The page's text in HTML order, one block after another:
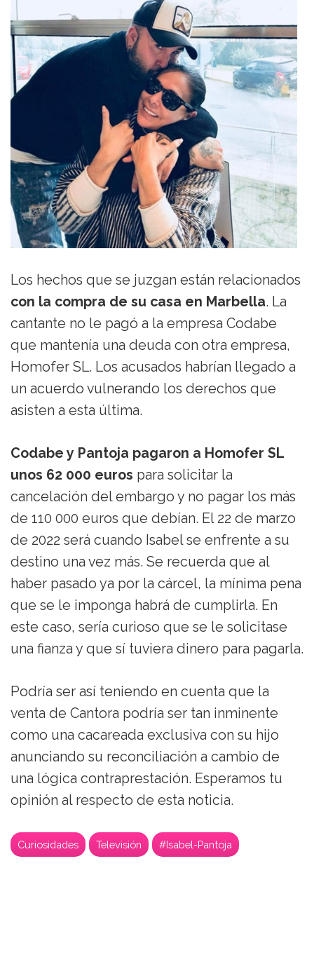
Los hechos que se juzgan están relacionados
con la compra de su casa en Marbella. La
cantante no le pagó a la empresa Codabe
que mantenía una deuda con otra empresa,
Homofer SL. Los acusados habrían llegado a
un acuerdo vulnerando los derechos que
asisten a esta última.
Codabe y Pantoja pagaron a Homofer SL
unos 62 000 euros para solicitar la
cancelación del embargo y no pagar los más
de 110 000 euros que debían. El 22 de marzo
de 2022 será cuando Isabel se enfrente a su
destino una vez más. Se recuerda que al
haber pasado ya por la cárcel, la mínima pena
que se le imponga habrá de cumplirla. En
este caso, sería curioso que se le solicitase
una fianza y que sí tuviera dinero para pagarla.
Podría ser así teniendo en cuenta que la
venta de Cantora podría ser tan inminente
como una cacareada exclusiva con su hijo
anunciando su reconciliación a cambio de
una lógica contraprestación. Esperamos tu
opinión al respecto de esta noticia.
Curiosidades Televisión #Isabel-Pantoja